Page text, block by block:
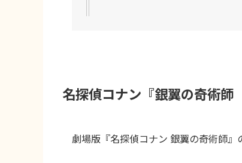
名探偵コナン『銀翼の奇術師
劇場版『名探偵コナン 銀翼の奇術師』